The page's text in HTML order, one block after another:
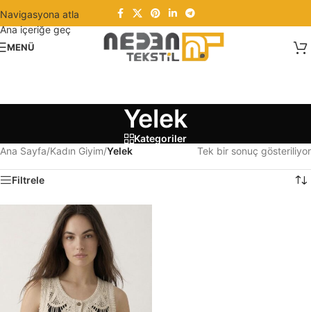
Navigasyona atla
Ana içeriğe geç
MENÜ
Yelek
Kategoriler
Ana Sayfa/Kadın Giyim/Yelek Tek bir sonuç gösteriliyor
Filtrele